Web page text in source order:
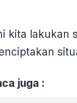
kita lakukan
juga :